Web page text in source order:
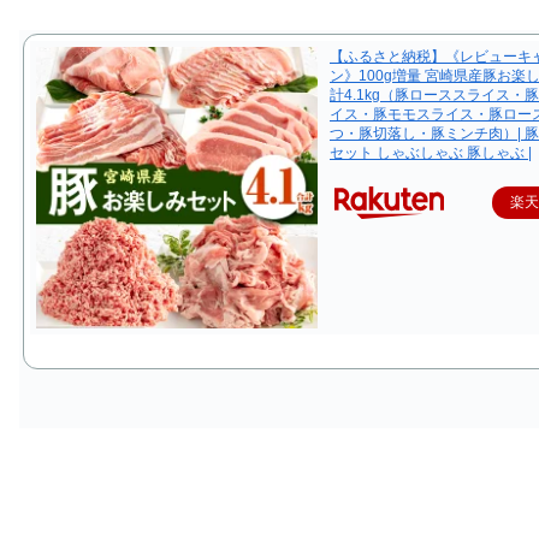
【ふるさと納税】《レビューキ
ン》100g増量 宮崎県産豚お楽
計4.1kg（豚ローススライス・
イス・豚モモスライス・豚ロー
つ・豚切落し・豚ミンチ肉）|
セット しゃぶしゃぶ 豚しゃぶ |
楽